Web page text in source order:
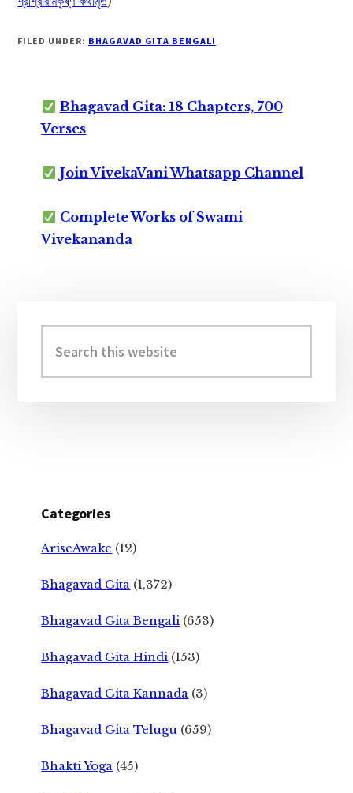
FILED UNDER: BHAGAVAD GITA BENGALI
Bhagavad Gita: 18 Chapters, 700
Verses
Join VivekaVani Whatsapp Channel
Complete Works of Swami
Vivekananda
Sidebar
this
website
Categories
AriseAwake (12)
Bhagavad Gita (1,372)
Bhagavad Gita Bengali (653)
Bhagavad Gita Hindi (153)
Bhagavad Gita Kannada (3)
Bhagavad Gita Telugu (659)
Bhakti Yoga (45)